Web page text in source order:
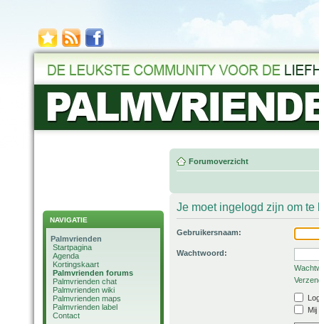
NAVIGATIE
Palmvrienden
Startpagina
Agenda
Kortingskaart
Palmvrienden forums
Palmvrienden chat
Palmvrienden wiki
Palmvrienden maps
Palmvrienden label
Contact
Forumoverzicht
Je moet ingelogd zijn om
Gebruikersnaam:
Wachtwoord: